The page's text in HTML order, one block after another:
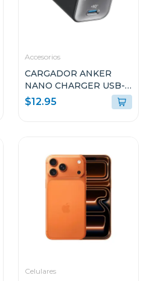
Accesorios
CARGADOR ANKER
NANO CHARGER USB-C
30W NEGRO A2147J11
$12.95
Celulares